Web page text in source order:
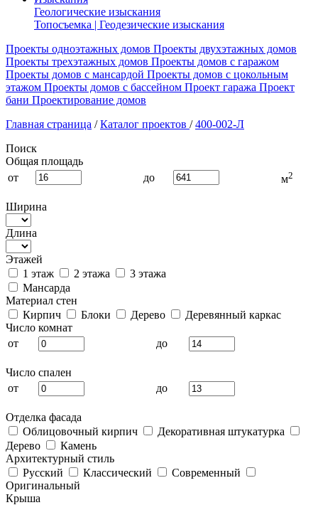
Геологические изыскания
Топосъемка | Геодезические изыскания
Проекты одноэтажных домов Проекты двухэтажных домов
Проекты трехэтажных домов Проекты домов с гаражом
Проекты домов с мансардой Проекты домов с цокольным
этажом Проекты домов с бассейном Проект гаража Проект
бани Проектирование домов
Главная страница / Каталог проектов / 400-002-Л
Поиск
Общая площадь
от
до м2
Ширина
Длина
Этажей
1 этаж
2 этажа
3 этажа
Мансарда
Материал стен
Кирпич
Блоки Дерево
Деревянный каркас
Число комнат
от
до
Число спален
от
до
Отделка фасада
Облицовочный кирпич
Декоративная штукатурка
Дерево
Камень
Архитектурный стиль
Русский
Классический
Современный
Оригинальный
Крыша